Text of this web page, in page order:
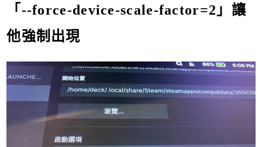
「--force-device-scale-factor=2」讓
他強制出現